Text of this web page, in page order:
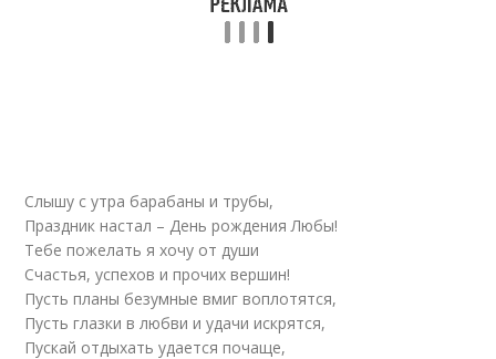
Слышу с утра барабаны и трубы,
Праздник настал – День рождения Любы!
Тебе пожелать я хочу от души
Счастья, успехов и прочих вершин!
Пусть планы безумные вмиг воплотятся,
Пусть глазки в любви и удачи искрятся,
Пускай отдыхать удается почаще,